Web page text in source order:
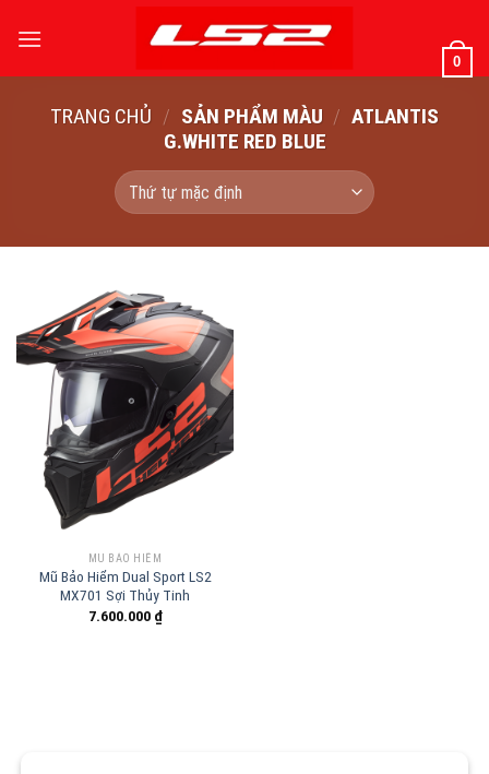
qua
0
TRANG CHỦ / SẢN PHẨM MÀU / ATLANTIS
G.WHITE RED BLUE
MŨ BẢO HIỂM
Mũ Bảo Hiểm Dual Sport LS2
MX701 Sợi Thủy Tinh
7.600.000 ₫